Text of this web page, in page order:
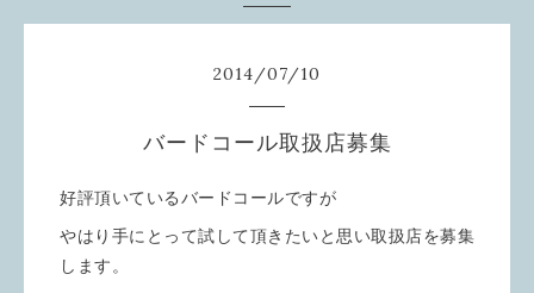
2014/07/10
バードコール取扱店募集
好評頂いているバードコールですが
やはり手にとって試して頂きたいと思い取扱店を募集
します。